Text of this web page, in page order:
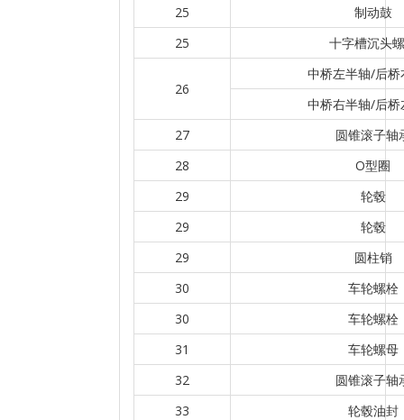
25
制动鼓
25
十字槽沉头
26
中桥左半轴/后桥
中桥右半轴/后桥
27
圆锥滚子轴
28
O型圈
29
轮毂
29
轮毂
29
圆柱销
30
车轮螺栓
30
车轮螺栓
31
车轮螺母
32
圆锥滚子轴
33
轮毂油封